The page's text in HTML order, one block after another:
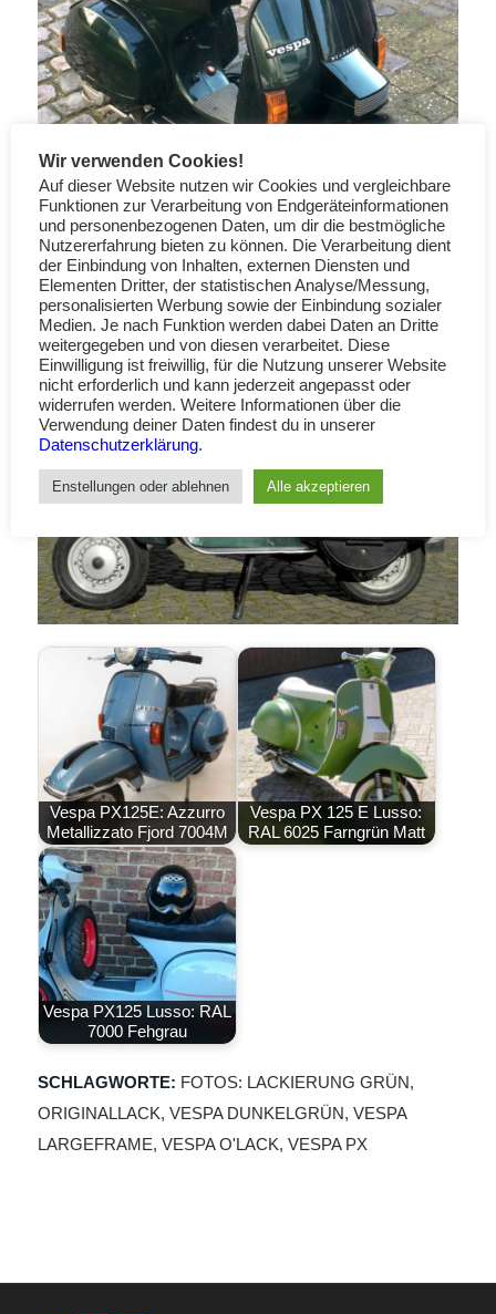
Vespa PX125E: Azzurro
Metallizzato Fjord 7004M
Vespa PX 125 E Lusso:
RAL 6025 Farngrün Matt
Vespa PX125 Lusso: RAL
7000 Fehgrau
SCHLAGWORTE: FOTOS: LACKIERUNG GRÜN,
ORIGINALLACK, VESPA DUNKELGRÜN, VESPA
LARGEFRAME, VESPA O'LACK, VESPA PX
Wir verwenden Cookies!
Auf dieser Website nutzen wir Cookies und vergleichbare
Funktionen zur Verarbeitung von Endgeräteinformationen
und personenbezogenen Daten, um dir die bestmögliche
Nutzererfahrung bieten zu können. Die Verarbeitung dient
der Einbindung von Inhalten, externen Diensten und
Elementen Dritter, der statistischen Analyse/Messung,
personalisierten Werbung sowie der Einbindung sozialer
Medien. Je nach Funktion werden dabei Daten an Dritte
weitergegeben und von diesen verarbeitet. Diese
Einwilligung ist freiwillig, für die Nutzung unserer Website
nicht erforderlich und kann jederzeit angepasst oder
widerrufen werden. Weitere Informationen über die
Verwendung deiner Daten findest du in unserer
Datenschutzerklärung.
Enstellungen oder ablehnen Alle akzeptieren